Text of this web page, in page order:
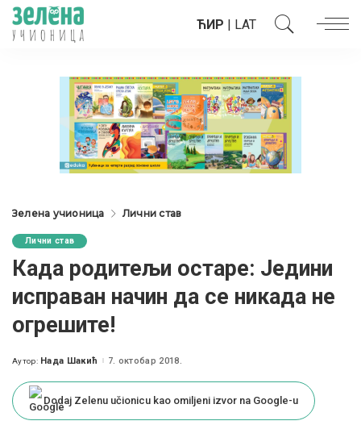
ЋИР | LAT
Зелена учионица Лични став
Лични став
Када родитељи остаре: Једини
исправан начин да се никада не
огрешите!
Posted
Аутор: Нада Шакић 7. октобар 2018.
Dodaj Zelenu učionicu kao omiljeni izvor na Google-u